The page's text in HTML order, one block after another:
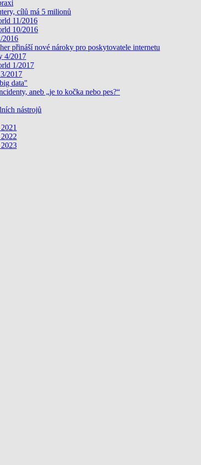
cílů má 5 milionů
11/2016
10/2016
2016
přináší nové nároky pro poskytovatele internetu
4/2017
1/2017
2017
data"
aneb „je to kočka nebo pes?“
nástrojů